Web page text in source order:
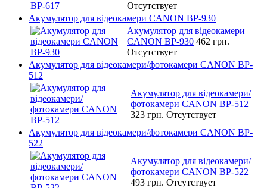
Отсутствует
Акумулятор для відеокамери CANON BP-930
Акумулятор для відеокамери
CANON BP-930 462 грн.
Отсутствует
Акумулятор для відеокамери/фотокамери CANON BP-
512
Акумулятор для відеокамери/
фотокамери CANON BP-512
323 грн. Отсутствует
Акумулятор для відеокамери/фотокамери CANON BP-
522
Акумулятор для відеокамери/
фотокамери CANON BP-522
493 грн. Отсутствует